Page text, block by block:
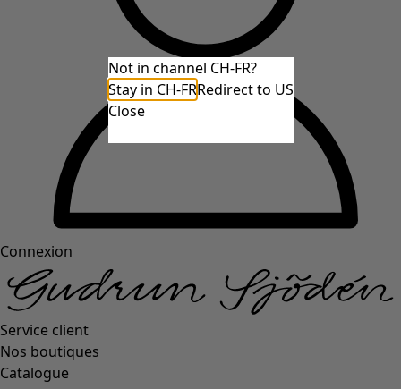
Connexion
Service client
Nos boutiques
Catalogue
Not in channel CH-FR?
Stay in CH-FRRedirect to US
Close